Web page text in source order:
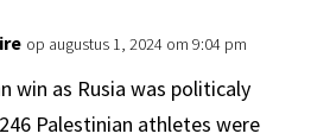
op augustus 1, 2024 om 9:04 pm
win as Rusia was politicaly
Palestinian athletes were